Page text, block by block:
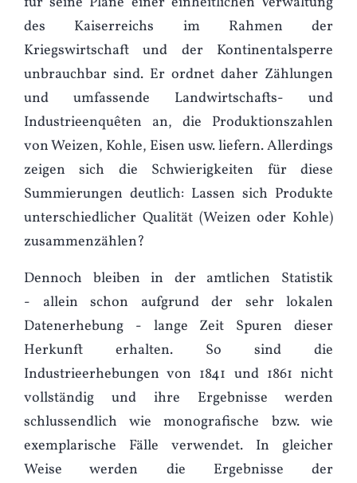
des Kaiserreichs im Rahmen der
Kriegswirtschaft und der Kontinentalsperre
unbrauchbar sind. Er ordnet daher Zählungen
und umfassende Landwirtschafts- und
Industrieenquêten an, die Produktionszahlen
von Weizen, Kohle, Eisen usw. liefern. Allerdings
zeigen sich die Schwierigkeiten für diese
Summierungen deutlich: Lassen sich Produkte
unterschiedlicher Qualität (Weizen oder Kohle)
zusammenzählen?
Dennoch bleiben in der amtlichen Statistik
- allein schon aufgrund der sehr lokalen
Datenerhebung - lange Zeit Spuren dieser
Herkunft erhalten. So sind die
Industrieerhebungen von 1841 und 1861 nicht
vollständig und ihre Ergebnisse werden
schlussendlich wie monografische bzw. wie
exemplarische Fälle verwendet. In gleicher
Weise werden die Ergebnisse der